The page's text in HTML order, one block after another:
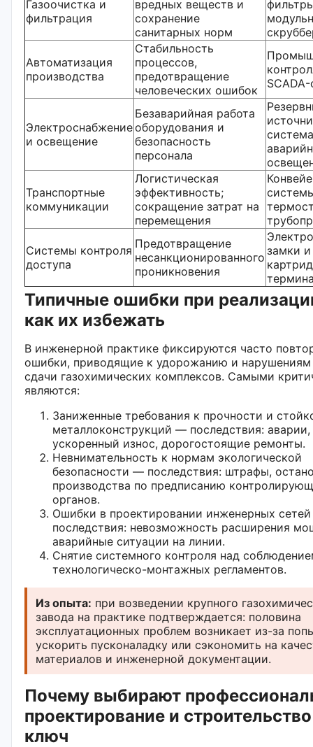
Газоочистка и
фильтрация
вредных веществ и
сохранение
санитарных норм
Автоматизация
производства
Стабильность
процессов,
предотвращение
человеческих ошибок
Электроснабжение
и освещение
Безаварийная работа
оборудования и
безопасность
персонала
система
Транспортные
коммуникации
Логистическая
эффективность;
сокращение затрат на
перемещения
Системы контроля
доступа
Предотвращение
несанкционированного
проникновения
замки и
Типичные ошибки при
как их избежать
В инженерной практике фиксируются часто
ошибки, приводящие к удорожанию и нарушениям
сдачи газохимических комплексов. Самыми
являются:
Заниженные требования к прочности и
металлоконструкций — последствия: аварии,
ускоренный износ, дорогостоящие ремонты.
Невнимательность к нормам экологической
безопасности — последствия: штрафы,
производства по предписанию
органов.
Ошибки в проектировании инженерных
последствия: невозможность расширения
аварийные ситуации на линии.
Снятие системного контроля над
технологическо-монтажных регламентов.
Из опыта: при возведении крупного
завода на практике подтверждается: половина
эксплуатационных проблем возникает из-за
ускорить пусконаладку или сэкономить на
материалов и инженерной документации.
Почему выбирают
проектирование и
ключ